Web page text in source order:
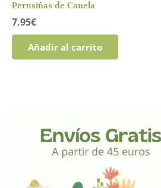
Perusiñas de Canela
7.95€
Añadir al carrito